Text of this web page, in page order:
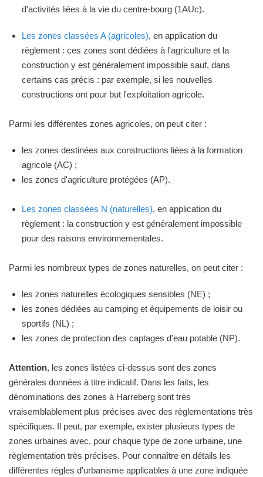
d'activités liées à la vie du centre-bourg (1AUc).
Les zones classées A (agricoles), en application du
règlement : ces zones sont dédiées à l'agriculture et la
construction y est généralement impossible sauf, dans
certains cas précis : par exemple, si les nouvelles
constructions ont pour but l'exploitation agricole.
Parmi les différentes zones agricoles, on peut citer :
les zones destinées aux constructions liées à la formation
agricole (AC) ;
les zones d'agriculture protégées (AP).
Les zones classées N (naturelles), en application du
règlement : la construction y est généralement impossible
pour des raisons environnementales.
Parmi les nombreux types de zones naturelles, on peut citer :
les zones naturelles écologiques sensibles (NE) ;
les zones dédiées au camping et équipements de loisir ou
sportifs (NL) ;
les zones de protection des captages d'eau potable (NP).
Attention, les zones listées ci-dessus sont des zones
générales données à titre indicatif. Dans les faits, les
dénominations des zones à Harreberg sont très
vraisemblablement plus précises avec des règlementations très
spécifiques. Il peut, par exemple, exister plusieurs types de
zones urbaines avec, pour chaque type de zone urbaine, une
règlementation très précises. Pour connaître en détails les
différentes règles d'urbanisme applicables à une zone indiquée